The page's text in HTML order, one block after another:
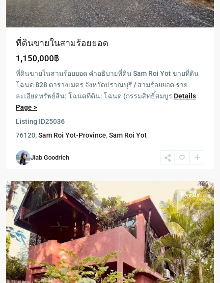
ที่ดินขายในสามร้อยยอด
1,150,000฿
ที่ดินขายในสามร้อยยอด คำอธิบายที่ดิน Sam Roi Yot ขายที่ดิน
โฉนด 828 ตารางเมตร จังหวัดปราณบุรี / สามร้อยยอด ราย
ละเอียดทรัพย์สิน: โฉนดที่ดิน: โฉนด (กรรมสิทธิ์สมบูร Details
Page >
Listing ID25036
76120,Sam Roi Yot-Province,Sam Roi Yot
Jiab Goodrich
Sam
Roi
Rentals